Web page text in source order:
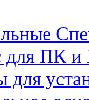
для ПК
для